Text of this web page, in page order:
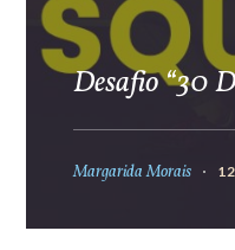
Desafio “30
Margarida Morais